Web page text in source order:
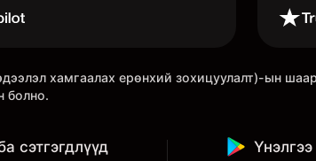
хамгаалах ерөнхий зохицуулалт)-ын
болно.
сэтгэгдлүүд Үнэлгээ